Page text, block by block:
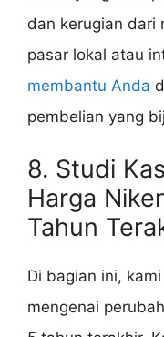
dan kerugian dari
pasar lokal atau
membantu Anda
pembelian yang
8. Studi
Harga
Tahun
Di bagian ini,
mengenai